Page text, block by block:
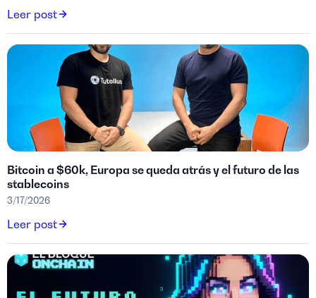
Leer post
Bitcoin a $60k, Europa se queda atrás y el futuro de las
stablecoins
3/17/2026
Leer post